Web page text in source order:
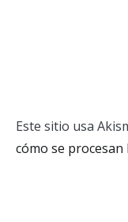
Este sitio usa
cómo se